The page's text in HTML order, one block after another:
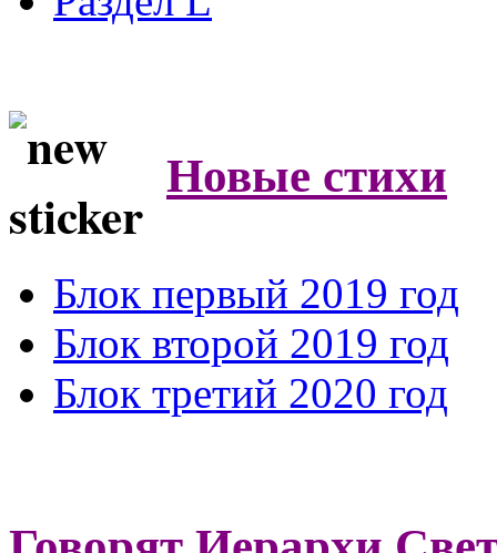
Новые стихи
Блок первый 2019 год
Блок второй 2019 год
Блок третий 2020 год